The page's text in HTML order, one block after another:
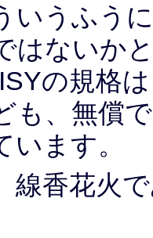
いうふう
はないか
の規格
も、無償
ます。
線香花火